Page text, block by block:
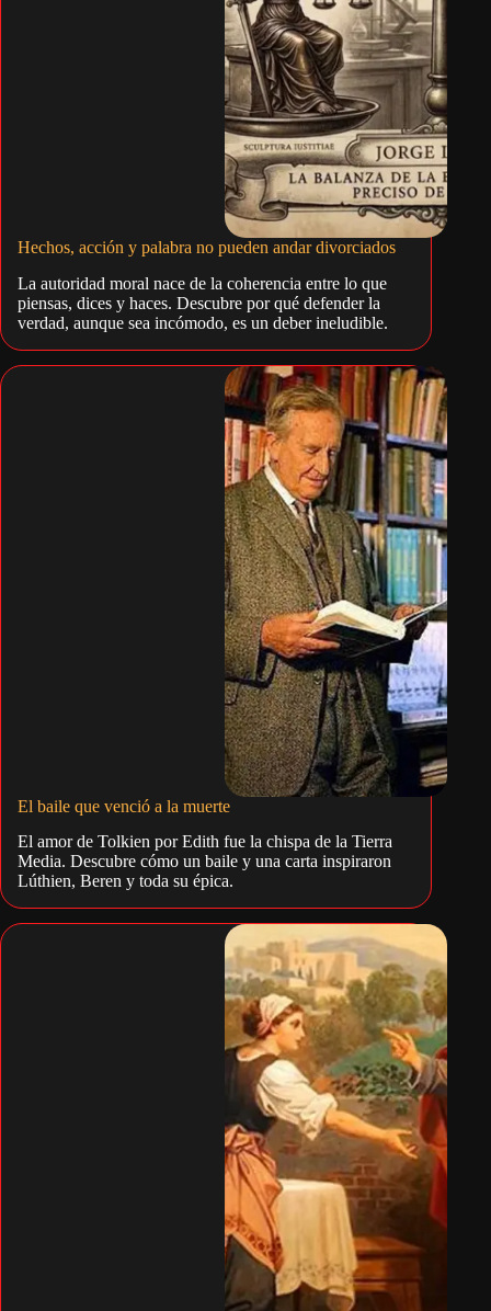
Hechos, acción y palabra no pueden andar divorciados
La autoridad moral nace de la coherencia entre lo que
piensas, dices y haces. Descubre por qué defender la
verdad, aunque sea incómodo, es un deber ineludible.
El baile que venció a la muerte
El amor de Tolkien por Edith fue la chispa de la Tierra
Media. Descubre cómo un baile y una carta inspiraron
Lúthien, Beren y toda su épica.